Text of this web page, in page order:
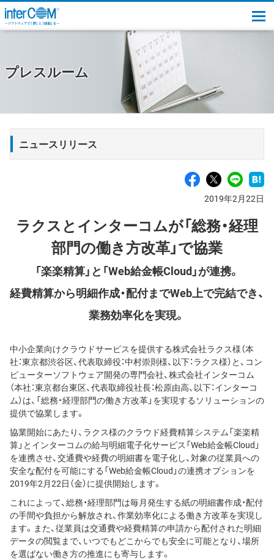
プレスルーム
ニュースリリース
2019年2月22日
ラクスとインターコムが「総務・経理
部門の働き方改革」で協業
「楽楽精算」と「Web給金帳Cloud」が連携。
経費精算から明細作成・配付までWeb上で完結でき、
業務効率化を実現。
中小企業向けクラウドサービスを提供する株式会社ラクス様（本
社：東京都渋谷区、代表取締役：中村崇則様、以下：ラクス様）と、コン
ピューターソフトウェア開発の専門会社、株式会社インターコム
（本社：東京都台東区、代表取締役社長：松原由高、以下：インターコ
ム）は、「総務・経理部門の働き方改革」を実現するソリューションの
提供で協業します。
協業開始にあたり、ラクス様のクラウド経費精算システム「楽楽精
算」とインターコムの給与明細電子化サービス「Web給金帳Cloud」
を連携させ、交通費や経費の明細書を電子化し、対象の従業員への
安全な配付を可能にする「Web給金帳Cloud」の連携オプションを
2019年2月22日（金）に提供開始します。
これによって、総務・経理部門は毎月発生する紙の明細書作成・配付
の手間や負担から解放され、作業効率化による働き方改革を実現し
ます。また、従業員は交通費や経費精算の申請から配付された明細
データの閲覧まで、いつでもどこからでも安全に可能となり、場所
を選ばない働き方の推進にも寄与します。